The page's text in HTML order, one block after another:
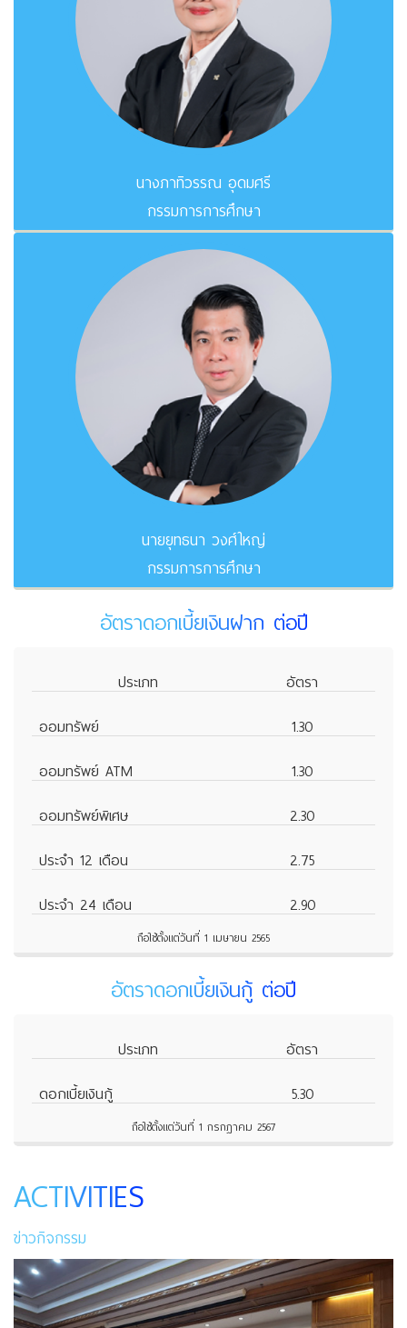
นางภาทิวรรณ อุดมศรี
กรรมการการศึกษา
นายยุทธนา วงศ์ใหญ่
กรรมการการศึกษา
อัตราดอกเบี้ยเงินฝาก ต่อปี
ประเภท
อัตรา
ออมทรัพย์
1.30
ออมทรัพย์ ATM
1.30
ออมทรัพย์พิเศษ
2.30
ประจำ 12 เดือน
2.75
ประจำ 24 เดือน
2.90
ถือใช้ตั้งแต่วันที่ 1 เมษายน 2565
อัตราดอกเบี้ยเงินกู้ ต่อปี
ประเภท
อัตรา
ดอกเบี้ยเงินกู้
5.30
ถือใช้ตั้งแต่วันที่ 1 กรกฎาคม 2567
ACTIVITIES
ข่าวกิจกรรม